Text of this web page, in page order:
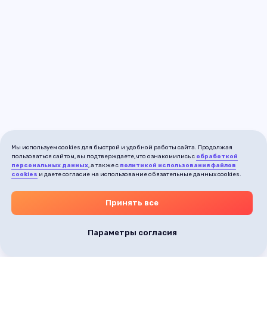
Мы используем cookies для быстрой и удобной работы сайта. Продолжая
пользоваться сайтом, вы подтверждаете, что ознакомились с обработкой
персональных данных, а также с политикой использования файлов
cookies и даете согласие на использование обязательные данных cookies.
Принять все
Параметры согласия